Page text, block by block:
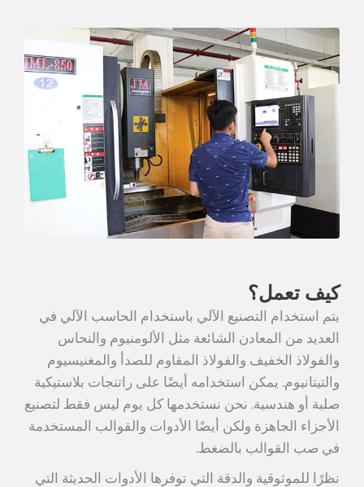
كيف تعمل؟
يتم استخدام التصنيع الآلي باستخدام الحاسب الآلي في
العديد من المعادن الشائعة مثل الألومنيوم والنحاس
والفولاذ الخفيف والفولاذ المقاوم للصدأ والمغنيسيوم
والتيتانيوم. يمكن استخدامه أيضًا على راتنجات بلاستيكية
صلبة أو هندسية. نحن نستخدمها كل يوم ليس فقط لتصنيع
الأجزاء الجاهزة ولكن أيضًا الأدوات والقوالب المستخدمة
في صب القوالب بالضغط.
نظرًا للموثوقية والدقة التي توفرها الأدوات الحديثة التي